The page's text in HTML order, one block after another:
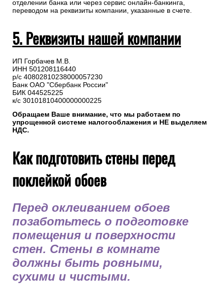
отделении банка или через сервис онлайн-банкинга,
переводом на реквизиты компании, указанные в счете.
5. Реквизиты нашей компании
ИП Горбачев М.В.
ИНН 501208116440
р/с 40802810238000057230
Банк ОАО "Сбербанк России"
БИК 044525225
к/с 30101810400000000225
Обращаем Ваше внимание, что мы работаем по
упрощенной системе налогооблажения и НЕ выделяем
НДС.
Как подготовить стены перед
поклейкой обоев
Перед оклеиванием обоев
позаботьтесь о подготовке
помещения и поверхности
стен. Стены в комнате
должны быть ровными,
сухими и чистыми.